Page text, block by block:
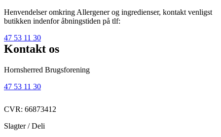
Henvendelser omkring Allergener og ingredienser, kontakt venligst
butikken indenfor åbningstiden på tlf:
47 53 11 30
Kontakt os
Hornsherred Brugsforening
47 53 11 30
CVR: 66873412
Slagter / Deli